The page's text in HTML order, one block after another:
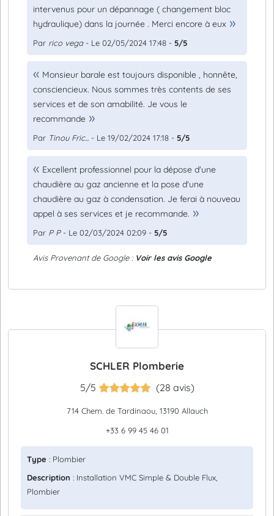
intervenus pour un dépannage ( changement bloc
hydraulique) dans la journée . Merci encore à eux
Par rico vega- Le 02/05/2024 17:48 - 5/5
Monsieur barale est toujours disponible , honnête,
consciencieux. Nous sommes très contents de ses
services et de son amabilité. Je vous le
recommande
Par Tinou Fric... - Le 19/02/2024 17:18 - 5/5
Excellent professionnel pour la dépose d'une
chaudière au gaz ancienne et la pose d'une
chaudière au gaz à condensation. Je ferai à nouveau
appel à ses services et je recommande.
Par P P- Le 02/03/2024 02:09 - 5/5
Avis Provenant de Google : Voir les avis Google
SCHLER Plomberie
5/5 (28 avis)
714 Chem. de Tardinaou, 13190 Allauch
+33 6 99 45 46 01
Type : Plombier
Description : Installation VMC Simple & Double Flux,
Plombier